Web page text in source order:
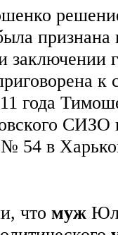
признана
года
СИЗО
54 в
что муж